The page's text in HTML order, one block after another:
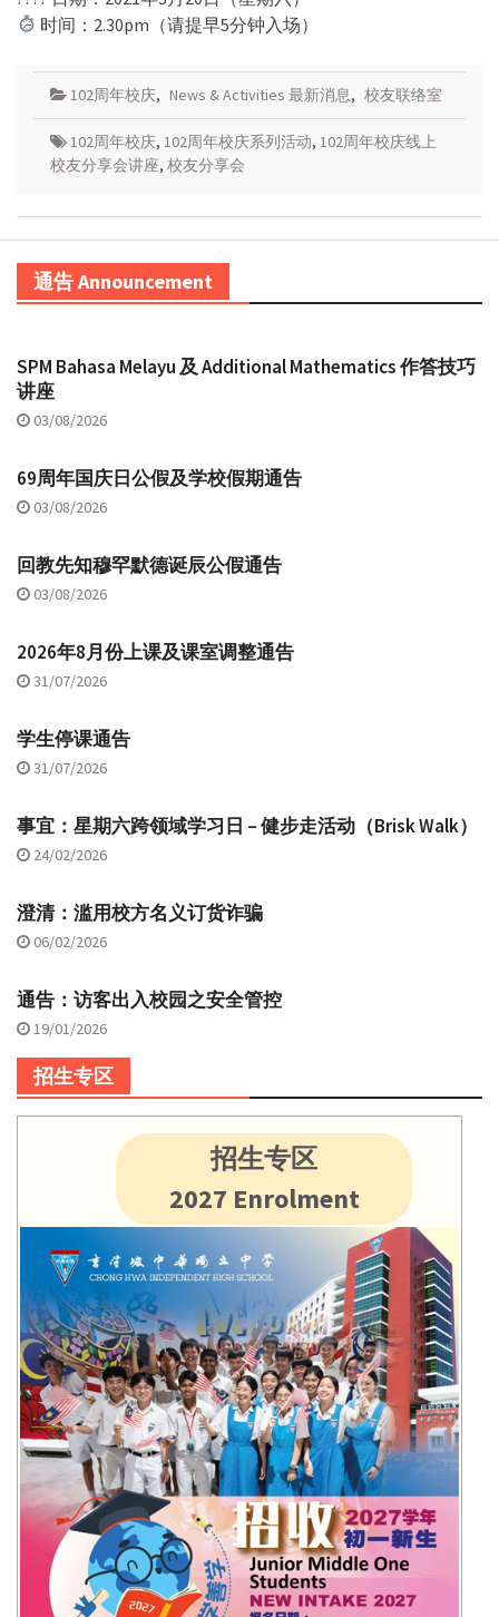
时间：2.30pm（请提早5分钟入场）
102周年校庆, News & Activities 最新消息, 校友联络室
102周年校庆, 102周年校庆系列活动, 102周年校庆线上
校友分享会讲座, 校友分享会
通告 Announcement
SPM Bahasa Melayu 及 Additional Mathematics 作答技巧
讲座
03/08/2026
69周年国庆日公假及学校假期通告
03/08/2026
回教先知穆罕默德诞辰公假通告
03/08/2026
2026年8月份上课及课室调整通告
31/07/2026
学生停课通告
31/07/2026
事宜：星期六跨领域学习日 – 健步走活动（Brisk Walk）
24/02/2026
澄清：滥用校方名义订货诈骗
06/02/2026
通告：访客出入校园之安全管控
19/01/2026
招生专区
招生专区
2027 Enrolment